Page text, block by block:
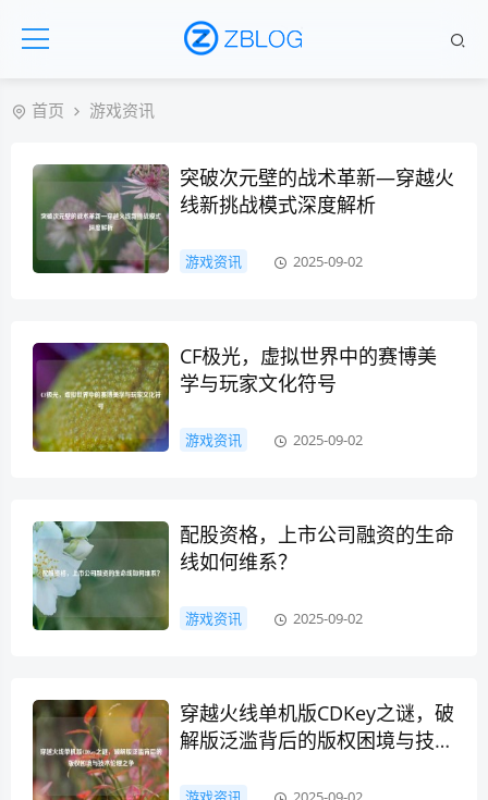
首页 游戏资讯
突破次元壁的战术革新—穿越火
线新挑战模式深度解析
游戏资讯 2025-09-02
CF极光，虚拟世界中的赛博美
学与玩家文化符号
游戏资讯 2025-09-02
配股资格，上市公司融资的生命
线如何维系？
游戏资讯 2025-09-02
穿越火线单机版CDKey之谜，破
解版泛滥背后的版权困境与技术